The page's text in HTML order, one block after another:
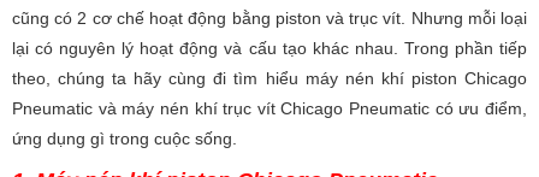
cũng có 2 cơ chế hoạt động bằng piston và trục vít. Nhưng mỗi loại
lại có nguyên lý hoạt động và cấu tạo khác nhau. Trong phần tiếp
theo, chúng ta hãy cùng đi tìm hiểu máy nén khí piston Chicago
Pneumatic và máy nén khí trục vít Chicago Pneumatic có ưu điểm,
ứng dụng gì trong cuộc sống.